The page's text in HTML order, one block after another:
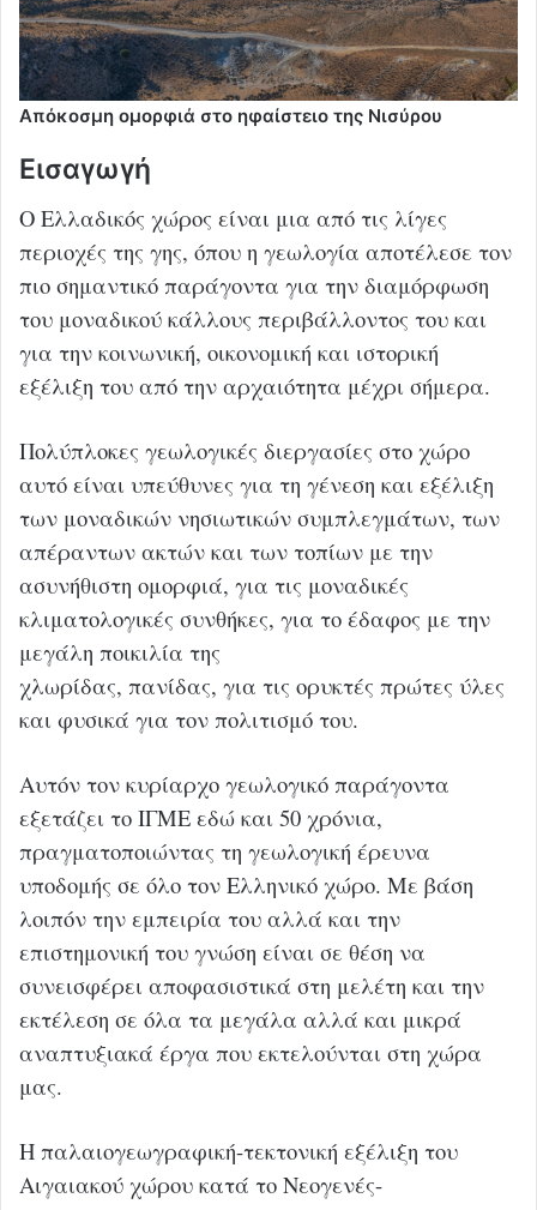
Απόκοσμη ομορφιά στο ηφαίστειο της Νισύρου
Εισαγωγή
Ο Ελλαδικός χώρος είναι μια από τις λίγες
περιοχές της γης, όπου η γεωλογία αποτέλεσε τον
πιο σημαντικό παράγοντα για την διαμόρφωση
του μοναδικού κάλλους περιβάλλοντος του και
για την κοινωνική, οικονομική και ιστορική
εξέλιξη του από την αρχαιότητα μέχρι σήμερα.
Πολύπλοκες γεωλογικές διεργασίες στο χώρο
αυτό είναι υπεύθυνες για τη γένεση και εξέλιξη
των μοναδικών νησιωτικών συμπλεγμάτων, των
απέραντων ακτών και των τοπίων με την
ασυνήθιστη ομορφιά, για τις μοναδικές
κλιματολογικές συνθήκες, για το έδαφος με την
μεγάλη ποικιλία της
χλωρίδας, πανίδας, για τις ορυκτές πρώτες ύλες
και φυσικά για τον πολιτισμό του.
Αυτόν τον κυρίαρχο γεωλογικό παράγοντα
εξετάζει το ΙΓΜΕ εδώ και 50 χρόνια,
πραγματοποιώντας τη γεωλογική έρευνα
υποδομής σε όλο τον Ελληνικό χώρο. Με βάση
λοιπόν την εμπειρία του αλλά και την
επιστημονική του γνώση είναι σε θέση να
συνεισφέρει αποφασιστικά στη μελέτη και την
εκτέλεση σε όλα τα μεγάλα αλλά και μικρά
αναπτυξιακά έργα που εκτελούνται στη χώρα
μας.
Η παλαιογεωγραφική-τεκτονική εξέλιξη του
Αιγαιακού χώρου κατά το Νεογενές-